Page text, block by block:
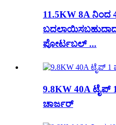
11.5KW 8A ನಿಂದ
ಪೋರ್ಟಬಲ್ ...
9.8KW 40A
ಚಾರ್ಜರ್